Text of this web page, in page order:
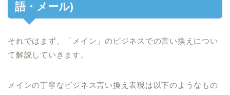
語・メール)
それではまず、「メイン」のビジネスでの言い換えについ
て解説していきます。
メインの丁寧なビジネス言い換え表現は以下のようなもの